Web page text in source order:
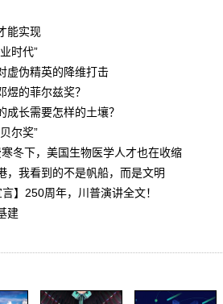
能实现
时代”
虚伪精英的降维打击
的菲尔兹奖？
长需要怎样的土壤？
尔奖”
冬下，美国生物医学人才也在收缩
，我看到的不是帆船，而是文明
】250周年，川普演讲全文！
建